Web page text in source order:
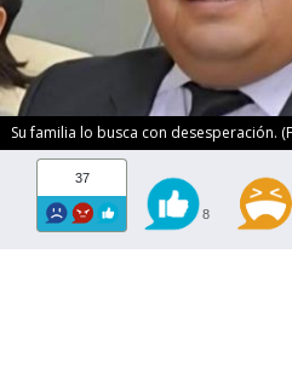
Su familia lo busca con desesperación.
37
8